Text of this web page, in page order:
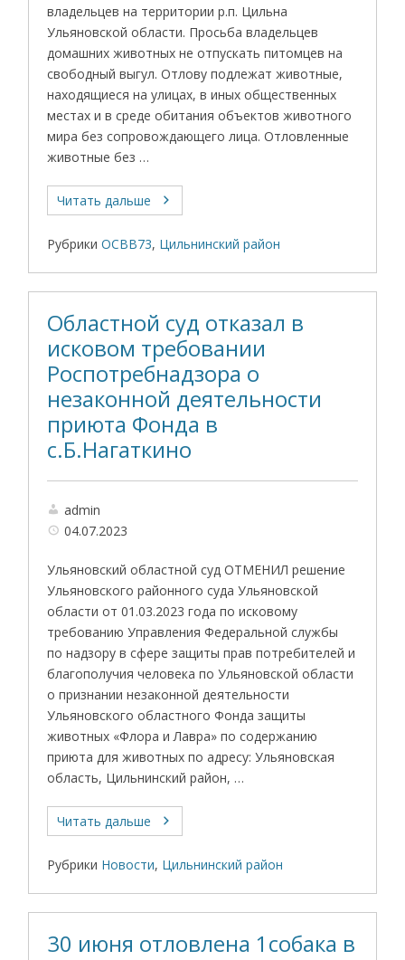
владельцев на территории р.п. Цильна
Ульяновской области. Просьба владельцев
домашних животных не отпускать питомцев на
свободный выгул. Отлову подлежат животные,
находящиеся на улицах, в иных общественных
местах и в среде обитания объектов животного
мира без сопровождающего лица. Отловленные
животные без …
Читать дальше
Рубрики ОСВВ73, Цильнинский район
Областной суд отказал в
исковом требовании
Роспотребнадзора о
незаконной деятельности
приюта Фонда в
с.Б.Нагаткино
admin
04.07.2023
Ульяновский областной суд ОТМЕНИЛ решение
Ульяновского районного суда Ульяновской
области от 01.03.2023 года по исковому
требованию Управления Федеральной службы
по надзору в сфере защиты прав потребителей и
благополучия человека по Ульяновской области
о признании незаконной деятельности
Ульяновского областного Фонда защиты
животных «Флора и Лавра» по содержанию
приюта для животных по адресу: Ульяновская
область, Цильнинский район, …
Читать дальше
Рубрики Новости, Цильнинский район
30 июня отловлена 1собака в